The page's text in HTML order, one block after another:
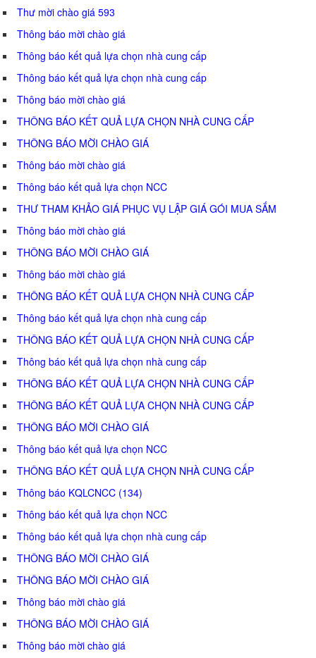
Thư mời chào giá 593
Thông báo mời chào giá
Thông báo kết quả lựa chọn nhà cung cấp
Thông báo kết quả lựa chọn nhà cung cấp
Thông báo mời chào giá
THÔNG BÁO KẾT QUẢ LỰA CHỌN NHÀ CUNG CẤP
THÔNG BÁO MỜI CHÀO GIÁ
Thông báo mời chào giá
Thông báo kết quả lựa chọn NCC
THƯ THAM KHẢO GIÁ PHỤC VỤ LẬP GIÁ GÓI MUA SẮM
Thông báo mời chào giá
THÔNG BÁO MỜI CHÀO GIÁ
Thông báo mời chào giá
THÔNG BÁO KẾT QUẢ LỰA CHỌN NHÀ CUNG CẤP
Thông báo kết quả lựa chọn nhà cung cấp
THÔNG BÁO KẾT QUẢ LỰA CHỌN NHÀ CUNG CẤP
Thông báo kết quả lựa chọn nhà cung cấp
THÔNG BÁO KẾT QUẢ LỰA CHỌN NHÀ CUNG CẤP
THÔNG BÁO KẾT QUẢ LỰA CHỌN NHÀ CUNG CẤP
THÔNG BÁO MỜI CHÀO GIÁ
Thông báo kết quả lựa chọn NCC
THÔNG BÁO KẾT QUẢ LỰA CHỌN NHÀ CUNG CẤP
Thông báo KQLCNCC (134)
Thông báo kết quả lựa chọn NCC
Thông báo kết quả lựa chọn nhà cung cấp
THÔNG BÁO MỜI CHÀO GIÁ
THÔNG BÁO MỜI CHÀO GIÁ
Thông báo mời chào giá
THÔNG BÁO MỜI CHÀO GIÁ
Thông báo mời chào giá